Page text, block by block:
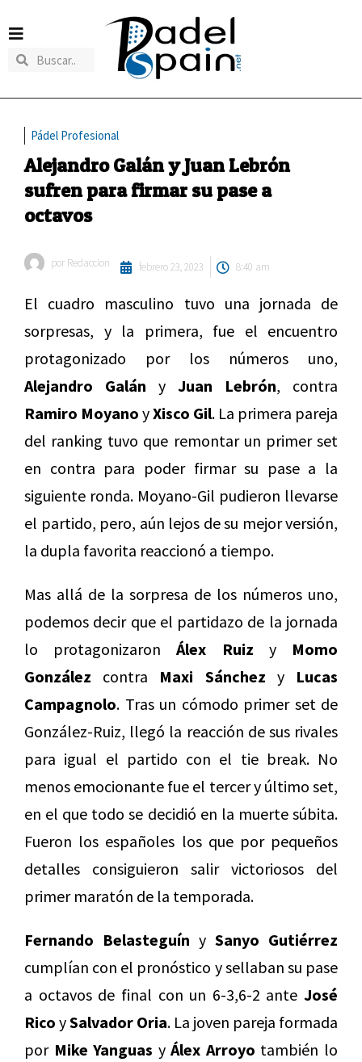
Pádel Profesional
Alejandro Galán y Juan Lebrón
sufren para firmar su pase a
octavos
por Redaccion febrero 23, 2023 8:40 am
El cuadro masculino tuvo una jornada de
sorpresas, y la primera, fue el encuentro
protagonizado por los números uno,
Alejandro Galán y Juan Lebrón, contra
Ramiro Moyano yXisco Gil. La primera pareja
del ranking tuvo que remontar un primer set
en contra para poder firmar su pase a la
siguiente ronda. Moyano-Gil pudieron llevarse
el partido, pero, aún lejos de su mejor versión,
la dupla favorita reaccionó a tiempo.
Mas allá de la sorpresa de los números uno,
podemos decir que el partidazo de la jornada
lo protagonizaronÁlex Ruiz y Momo
González contra Maxi Sánchez y Lucas
Campagnolo. Tras un cómodo primer set de
González-Ruiz, llegó la reacción de sus rivales
para igual el partido con el tie break. No
menos emocionante fue el tercer y último set,
en el que todo se decidió en la muerte súbita.
Fueron los españoles los que por pequeños
detalles consiguieron salir victoriosos del
primer maratón de la temporada.
Fernando Belasteguín y Sanyo Gutiérrez
cumplían con el pronóstico y sellaban su pase
a octavos de final con un 6-3,6-2 ante José
Rico ySalvador Oria. La joven pareja formada
por Mike Yanguas yÁlex Arroyo también lo